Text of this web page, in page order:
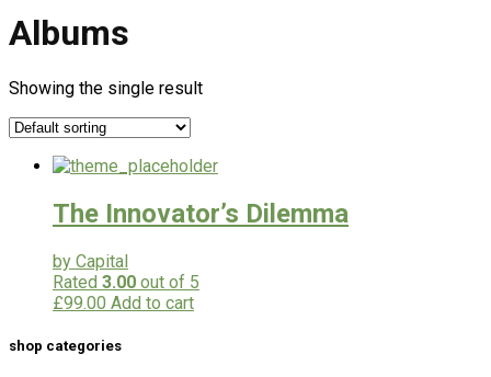
Albums
Showing the single result
The Innovator’s Dilemma
by Capital
Rated 3.00 out of 5
£99.00 Add to cart
shop categories